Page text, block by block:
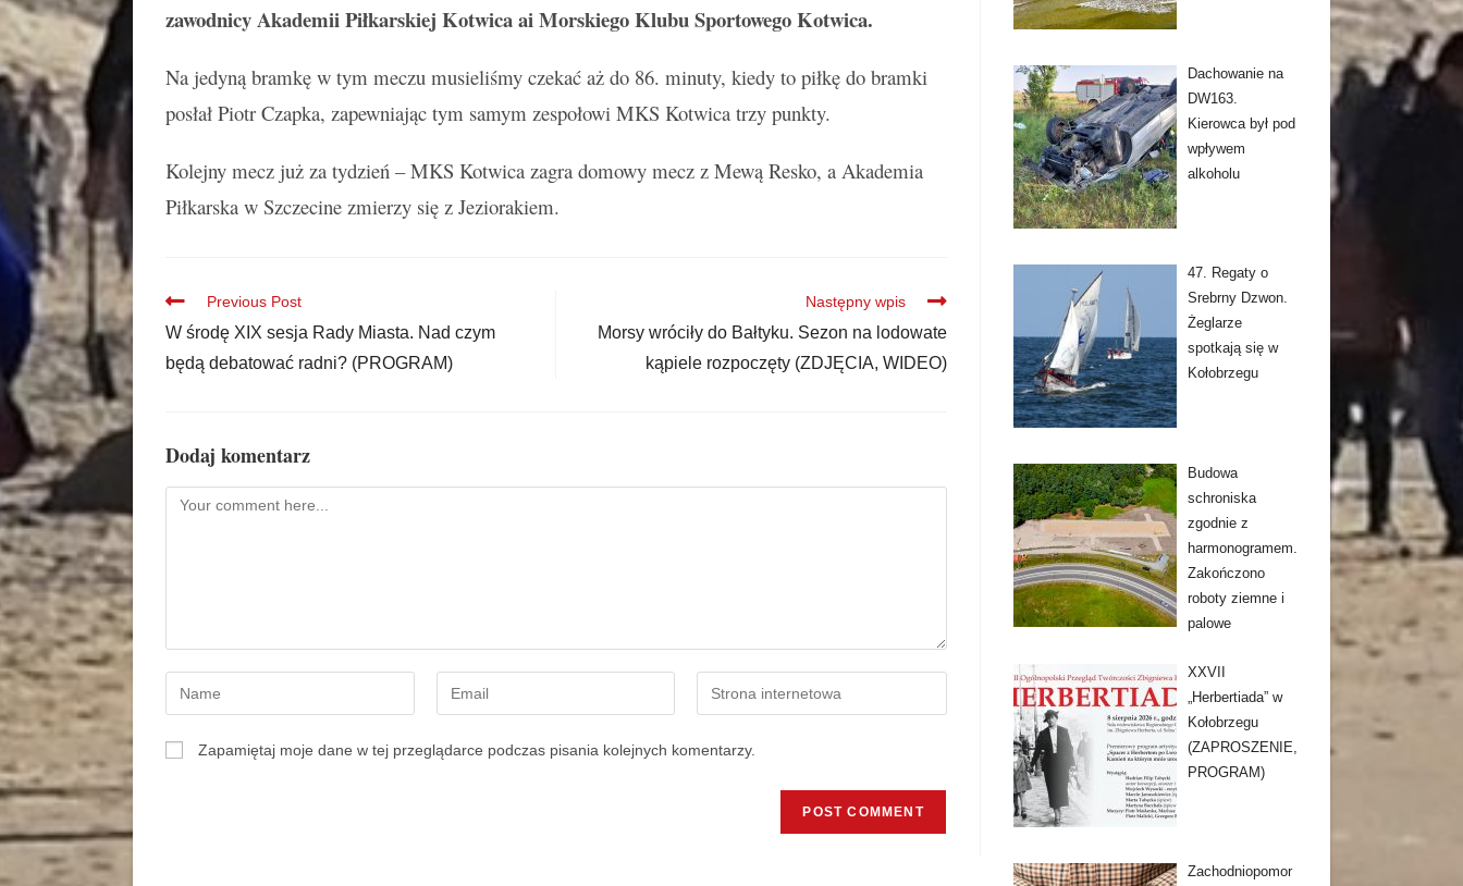
zawodnicy Akademii Piłkarskiej Kotwica ai Morskiego Klubu Sportowego Kotwica.
Na jedyną bramkę w tym meczu musieliśmy czekać aż do 86. minuty, kiedy to piłkę do bramki
posłał Piotr Czapka, zapewniając tym samym zespołowi MKS Kotwica trzy punkty.
Kolejny mecz już za tydzień – MKS Kotwica zagra domowy mecz z Mewą Resko, a Akademia
Piłkarska w Szczecine zmierzy się z Jeziorakiem.
Previous Post
W środę XIX sesja Rady Miasta. Nad czym
będą debatować radni? (PROGRAM)
Następny wpis
Morsy wróciły do Bałtyku. Sezon na lodowate
kąpiele rozpoczęty (ZDJĘCIA, WIDEO)
Dodaj komentarz
Zapamiętaj moje dane w tej przeglądarce podczas pisania kolejnych komentarzy.
Dachowanie na
DW163.
Kierowca był pod
wpływem
alkoholu
47. Regaty o
Srebrny Dzwon.
Żeglarze
spotkają się w
Kołobrzegu
Budowa
schroniska
zgodnie z
harmonogramem.
Zakończono
roboty ziemne i
palowe
XXVII
„Herbertiada” w
Kołobrzegu
(ZAPROSZENIE,
PROGRAM)
Zachodniopomor